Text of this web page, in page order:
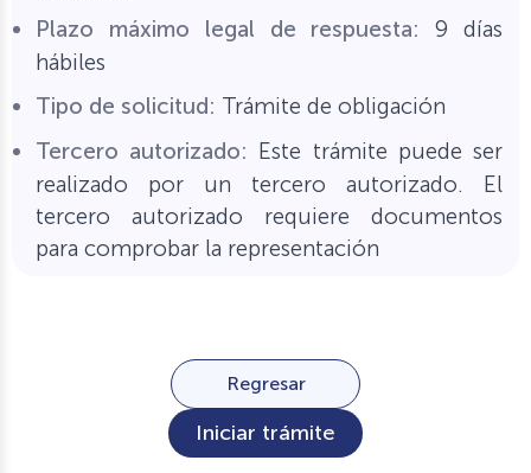
Plazo máximo legal de respuesta:
9 días
hábiles
Tipo de solicitud: Trámite de obligación
Tercero autorizado: Este trámite puede ser
realizado por un tercero autorizado. El
tercero autorizado requiere documentos
para comprobar la representación
Regresar
Iniciar trámite